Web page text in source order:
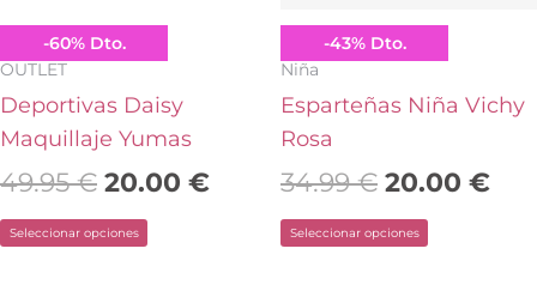
-60%Dto.
Yumas
OUTLET
Deportivas Daisy
Maquillaje Yumas
49.95€ 20.00 €
Seleccionar opciones
pueden
elegir
en
la
página
producto
-43%Dto.
Conguitos
Niña
Esparteñas Niña Vichy
Rosa
34.99€ 20.00 €
Seleccionar opciones
pueden
elegir
en
la
página
producto